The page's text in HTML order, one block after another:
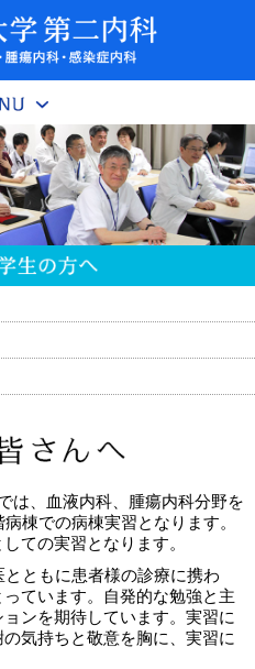
は、血液内科、腫瘍内科分野を
棟での病棟実習となります。
ての実習となります。
ともに患者様の診療に携わ
ています。自発的な勉強と主
ンを期待しています。実習に
気持ちと敬意を胸に、実習に